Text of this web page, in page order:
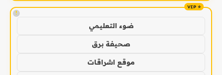
!
ضوء التعليمي
صحيفة برق
موقع اشراقات